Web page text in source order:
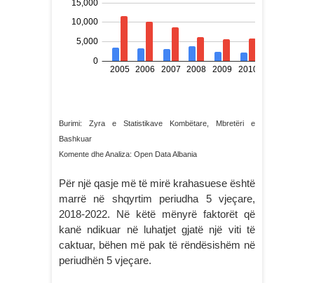
Burimi: Zyra e Statistikave Kombëtare, Mbretëri e
Bashkuar
Komente dhe Analiza: Open Data Albania
Për një qasje më të mirë krahasuese është
marrë në shqyrtim periudha 5 vjeçare,
2018-2022. Në këtë mënyrë faktorët që
kanë ndikuar në luhatjet gjatë një viti të
caktuar, bëhen më pak të rëndësishëm në
periudhën 5 vjeçare.